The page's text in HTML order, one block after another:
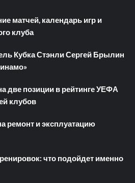
матчей, календарь игр и
клуба
Кубка Стэнли Сергей Брылин
две позиции в рейтинге УЕФА
клубов
ремонт и эксплуатацию
что подойдет именно